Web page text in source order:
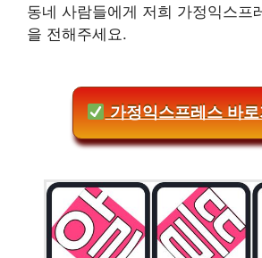
동네 사람들에게 저희 가정익스프
을 전해주세요.
가정익스프레스 바